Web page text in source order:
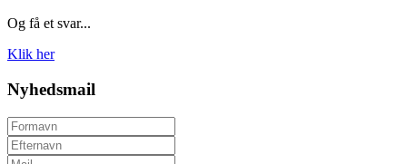
Og få et svar...
Klik her
Nyhedsmail